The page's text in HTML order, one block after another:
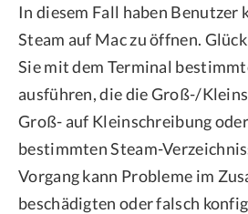
In diesem Fall haben Benutzer
Steam auf Mac zu öffnen.
Sie mit dem Terminal
ausführen, die die Groß-/
Groß- auf Kleinschreibung
bestimmten Steam-
Vorgang kann Probleme im
beschädigten oder falsch